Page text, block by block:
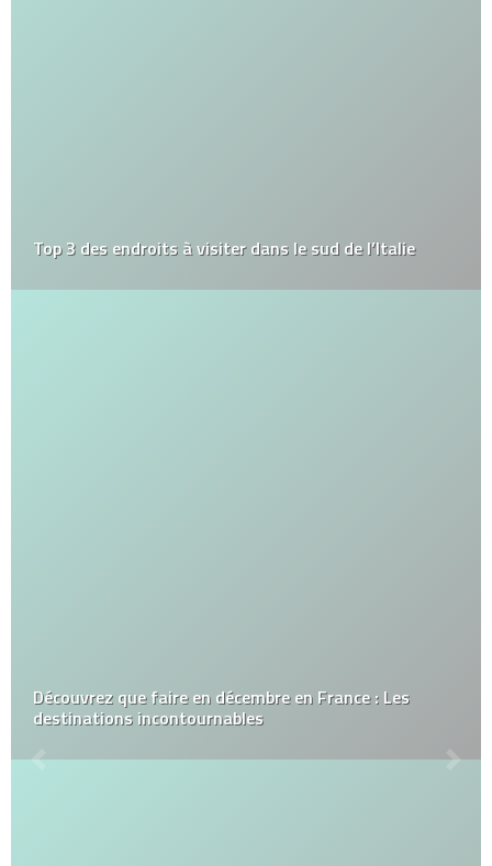
Top 3 des endroits à visiter dans le sud de l’Italie
Découvrez que faire en décembre en France : Les
destinations incontournables